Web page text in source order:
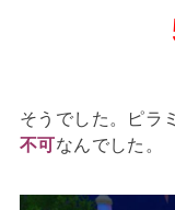
そうでした。ピラ
不可なんでした。